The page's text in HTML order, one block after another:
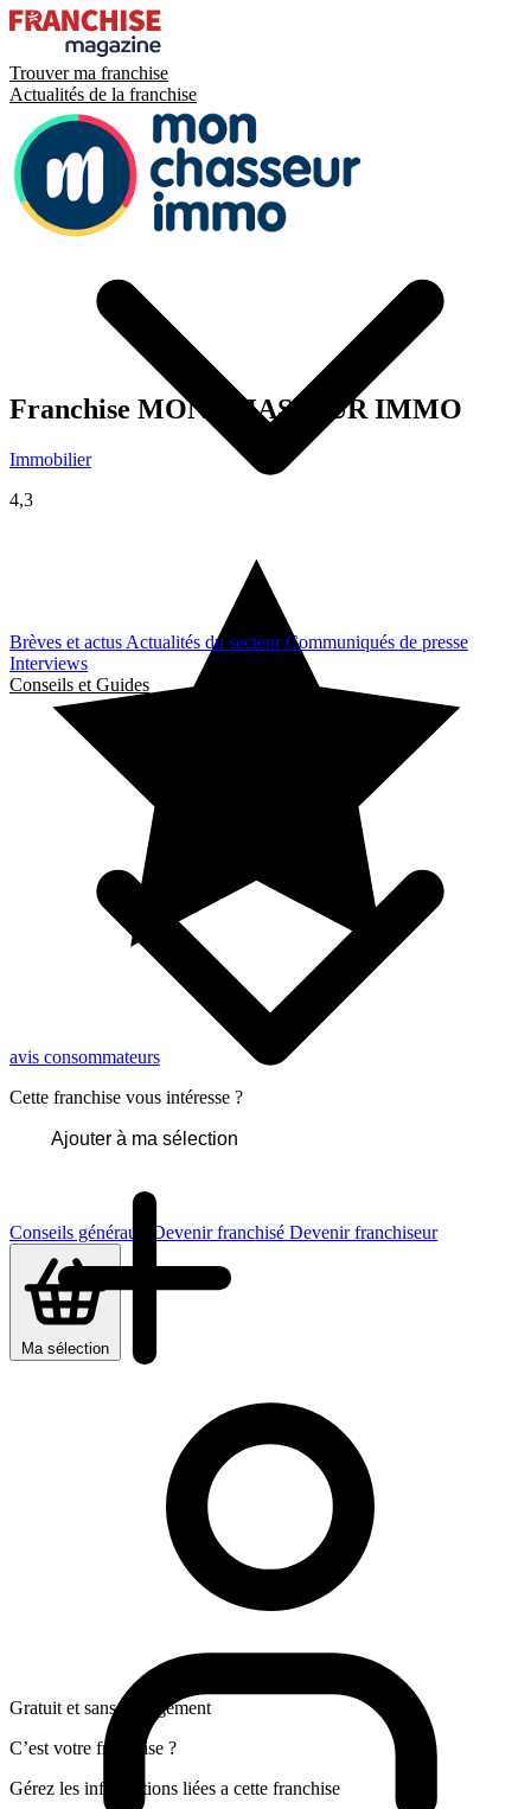
Trouver ma franchise
Actualités de la franchise
Brèves et actus Actualités du secteurCommuniqués de presse
Interviews
Conseils et Guides
Conseils généraux Devenir franchisé Devenir franchiseur
Ma sélection
Franchise MON CHASSEUR IMMO
Immobilier
4,3
avis consommateurs
Cette franchise vous intéresse ?
Ajouter à ma sélection
Gratuit et sans engagement
C’est votre franchise ?
Gérez les informations liées a cette franchise